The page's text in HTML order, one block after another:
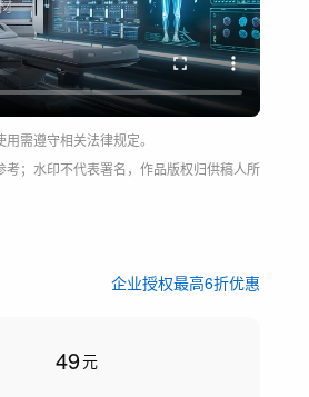
需遵守相关法律规定。
考；水印不代表署名，作品版权归供稿人所
企业授权最高6折优惠
49元